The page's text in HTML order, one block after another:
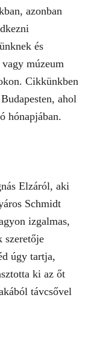
azonban
és
múzeum
Cikkünkben
ahol
hónapjában.
Elzáról, aki
Schmidt
izgalmas,
szeretője
úgy tartja,
ki az őt
távcsővel